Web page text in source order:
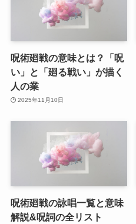
呪術廻戦の意味とは？「呪
い」と「廻る戦い」が描く
人の業
2025年11月10日
呪術廻戦の詠唱一覧と意味
解説&呪詞の全リスト